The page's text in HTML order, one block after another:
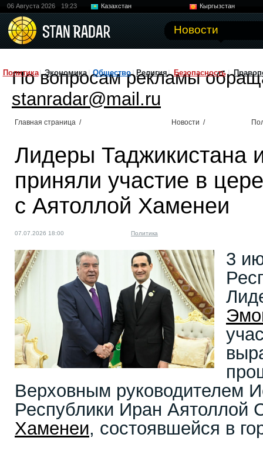
06 Августа 2026 19:23 Казахстан
Кыргызстан
Новости
Политика Экономика Общество Религия Безопасность
По вопросам рекламы
stanradar@mail.ru
Главная страница / Новости /
Лидеры Таджикистана
приняли участие в
с Аятоллой Хаменеи
07.07.2026 18:00 Политика
3
Верховным руководителем
Республики Иран Аятоллой
Хаменеи, состоявшейся в